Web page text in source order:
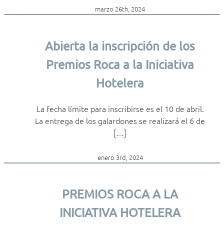
marzo 26th, 2024
Abierta la inscripción de los
Premios Roca a la Iniciativa
Hotelera
La fecha límite para inscribirse es el 10 de abril.
La entrega de los galardones se realizará el 6 de
[…]
enero 3rd, 2024
PREMIOS ROCA A LA
INICIATIVA HOTELERA